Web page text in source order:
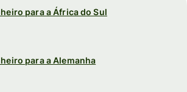
para a África do Sul
para a Alemanha